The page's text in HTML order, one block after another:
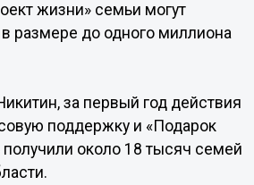
жизни» семьи могут
размере до одного миллиона
за первый год действия
поддержку и «Подарок
около 18 тысяч семей